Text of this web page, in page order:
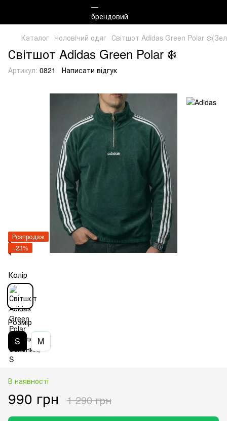
Каталог Чоловiчий одяг Світшот Adidas Green Polar
Світшот Adidas Green Polar ❄️
Артикул: 0821 Написати відгук
Розпродаж
−23%
Колір
Розмір
S M
В наявності
990 грн 1 290 грн